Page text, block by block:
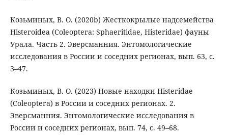
Козьминых, В. О. (2020b) Жесткокрылые надсемейства
Histeroidea (Coleoptera: Sphaeritidae, Histeridae) фауны
Урала. Часть 2. Эверсманния. Энтомологические
исследования в России и соседних регионах, вып. 63, с.
3–47.
Козьминых, В. О. (2023) Новые находки Histeridae
(Coleoptera) в России и соседних регионах. 2.
Эверсманния. Энтомологические исследования в
России и соседних регионах, вып. 74, с. 49–68.